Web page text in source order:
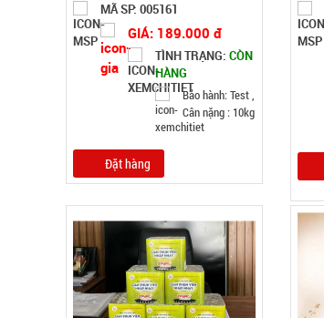
MÃ SP: 005161
GIÁ: 189.000 đ
TÌNH TRẠNG: CÒN
HÀNG
Bảo hành: Test ,
Cân nặng : 10kg
Đặt hàng